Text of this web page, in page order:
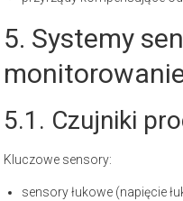
5. Systemy
5.1. Czujniki
Kluczowe sensory:
sensory łukowe (napięcie